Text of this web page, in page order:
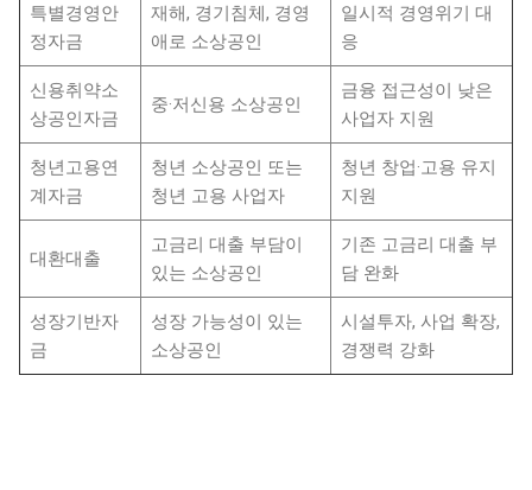
특별경영안
정자금
재해, 경기침체, 경영
애로 소상공인
일시적 경영위기 대
응
신용취약소
상공인자금
중·저신용 소상공인
금융 접근성이 낮은
사업자 지원
청년고용연
계자금
청년 소상공인 또는
청년 고용 사업자
청년 창업·고용 유지
지원
대환대출
고금리 대출 부담이
있는 소상공인
기존 고금리 대출 부
담 완화
성장기반자
금
성장 가능성이 있는
소상공인
시설투자, 사업 확장,
경쟁력 강화